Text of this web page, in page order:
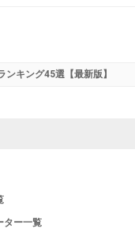
ンキング45選【最新版】
ター一覧